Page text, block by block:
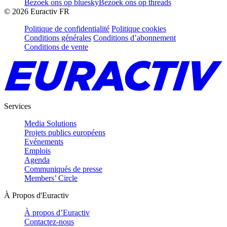
Bezoek ons op blueskyBezoek ons op threads
© 2026 Euractiv FR
Politique de confidentialité Politique cookies
Conditions générales Conditions d’abonnement
Conditions de vente
Services
Media Solutions
Projets publics européens
Evénements
Emplois
Agenda
Communiqués de presse
Members’ Circle
À Propos d'Euractiv
À propos d’Euractiv
Contactez-nous